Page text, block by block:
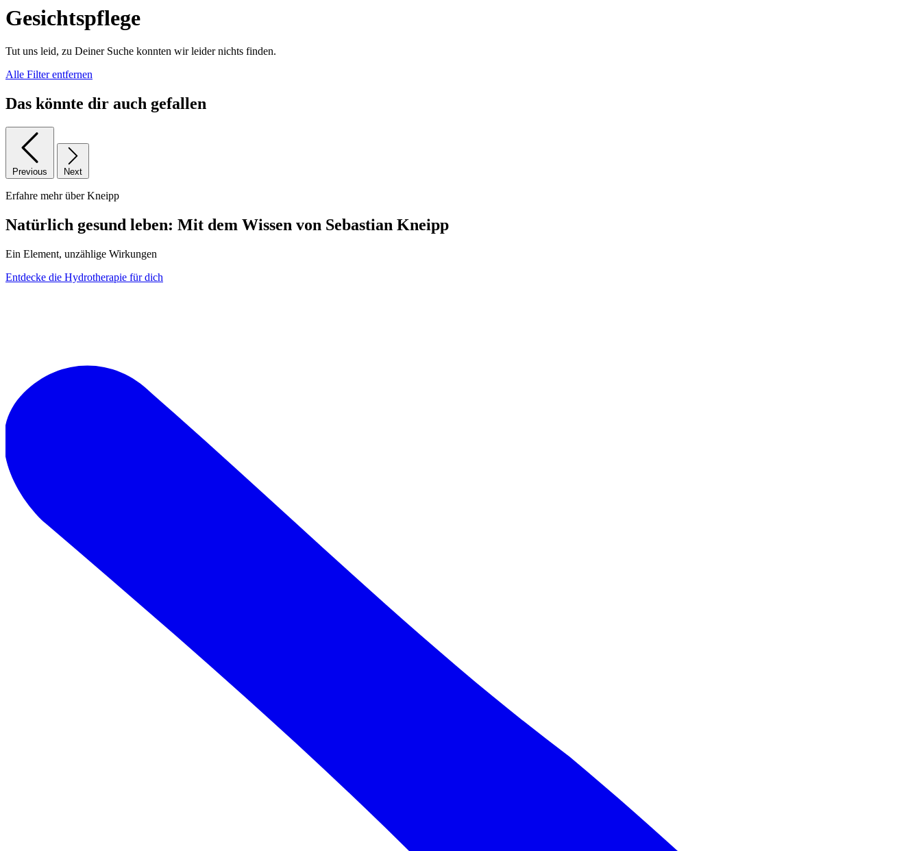
Gesichtspflege
Tut uns leid, zu Deiner Suche konnten wir leider nichts finden.
Alle Filter entfernen
Das könnte dir auch gefallen
Previous Next
Erfahre mehr über Kneipp
Natürlich gesund leben: Mit dem Wissen von Sebastian Kneipp
Ein Element, unzählige Wirkungen
Entdecke die Hydrotherapie für dich